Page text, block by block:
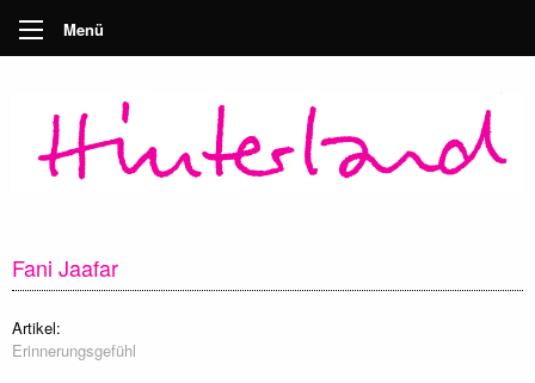
Menü
Fani Jaafar
Artikel:
Erinnerungsgefühl